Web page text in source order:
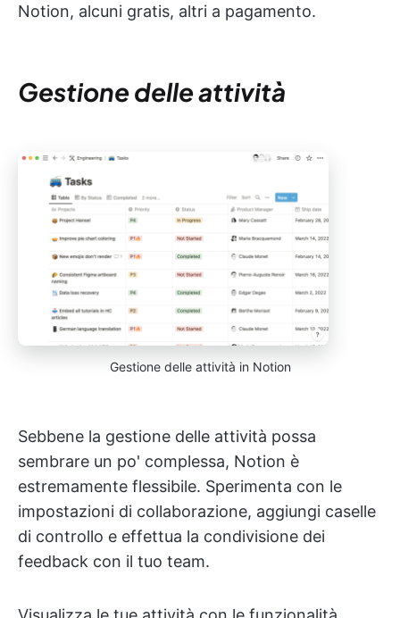
Notion, alcuni gratis, altri a pagamento.
Gestione delle attività
Gestione delle attività in Notion
Sebbene la gestione delle attività possa
sembrare un po' complessa, Notion è
estremamente flessibile. Sperimenta con le
impostazioni di collaborazione, aggiungi caselle
di controllo e effettua la condivisione dei
feedback con il tuo team.